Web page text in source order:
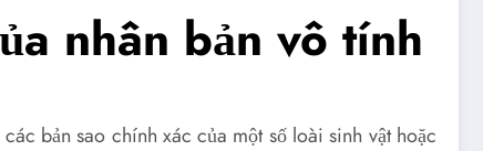
nhân bản vô tính
bản sao chính xác của một số loài sinh vật hoặc